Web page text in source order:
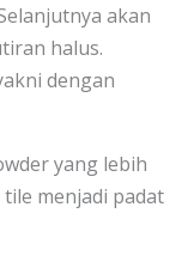
akan
halus.
dengan
yang lebih
menjadi padat